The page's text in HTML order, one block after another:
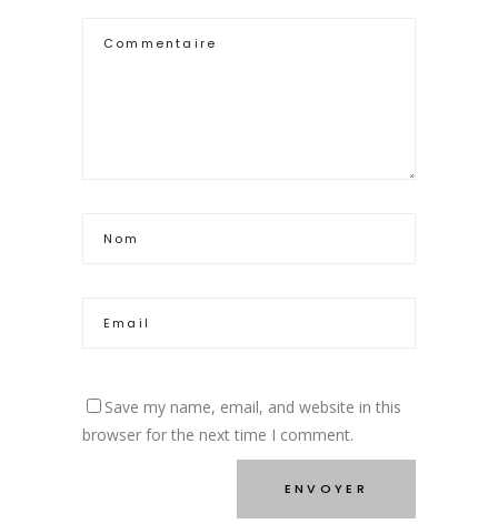
Save my name, email, and website in this
browser for the next time I comment.